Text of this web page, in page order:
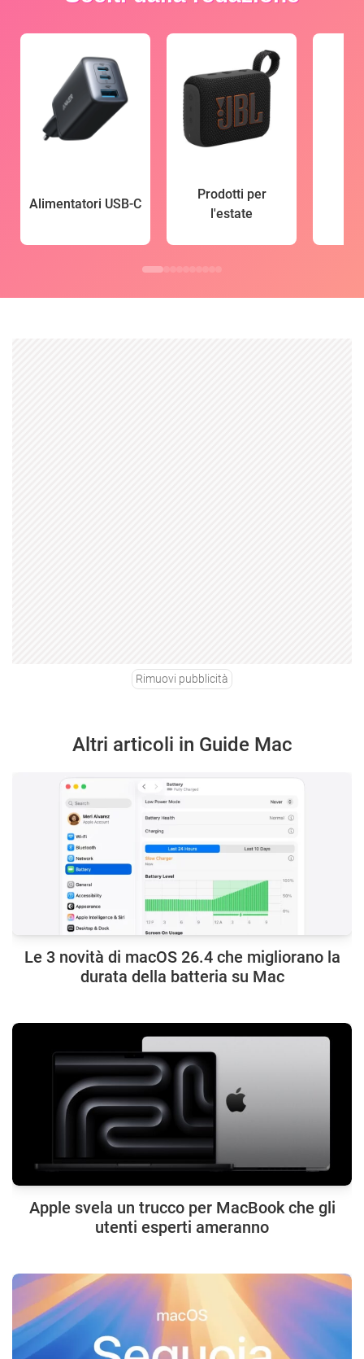
Alimentatori USB-C
Prodotti per
l'estate
Rimuovi pubblicità
Altri articoli in Guide Mac
Le 3 novità di macOS 26.4 che migliorano la
durata della batteria su Mac
Apple svela un trucco per MacBook che gli
utenti esperti ameranno